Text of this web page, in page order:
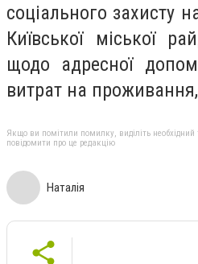
соціального захисту
Київської міської
щодо адресної
витрат на
Якщо ви помітили помилку, виділіть необхідний
повідомити про це редакцію
Наталія